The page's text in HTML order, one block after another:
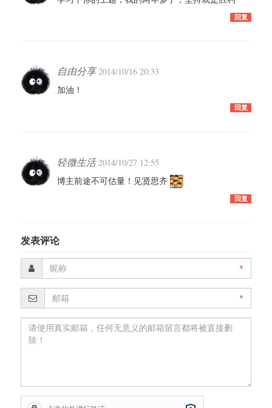
回复
自由分享2014/10/16 20:33
加油！
回复
轻微生活2014/10/27 12:55
博主前途不可估量！见贤思齐
回复
发表评论
*
*